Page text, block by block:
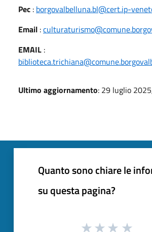
Pec : borgovalbelluna.bl@cert.ip-
Email :
EMAIL :
Ultimo aggiornamento: 29 luglio
Quanto sono chiare le
su questa pagina?